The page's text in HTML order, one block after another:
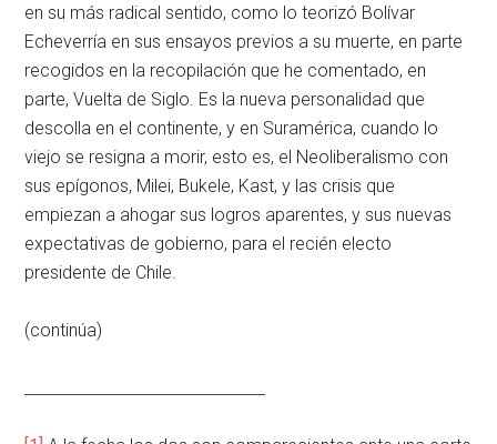
en su más radical sentido, como lo teorizó Bolívar
Echeverría en sus ensayos previos a su muerte, en parte
recogidos en la recopilación que he comentado, en
parte, Vuelta de Siglo. Es la nueva personalidad que
descolla en el continente, y en Suramérica, cuando lo
viejo se resigna a morir, esto es, el Neoliberalismo con
sus epígonos, Milei, Bukele, Kast, y las crisis que
empiezan a ahogar sus logros aparentes, y sus nuevas
expectativas de gobierno, para el recién electo
presidente de Chile.
(continúa)